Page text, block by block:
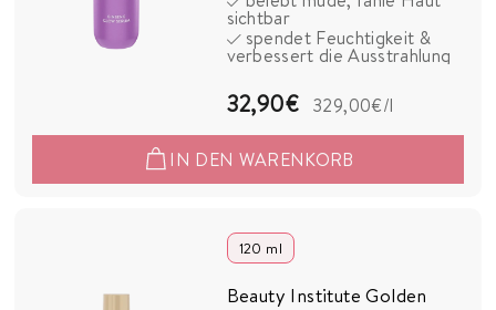
Sternen.
16
sichtbar
spendet Feuchtigkeit &
verbessert die Ausstrahlung
32,90€3
2
,
329,00€/l
IN DEN WARENKORB
120 ml
Beauty Institute Golden